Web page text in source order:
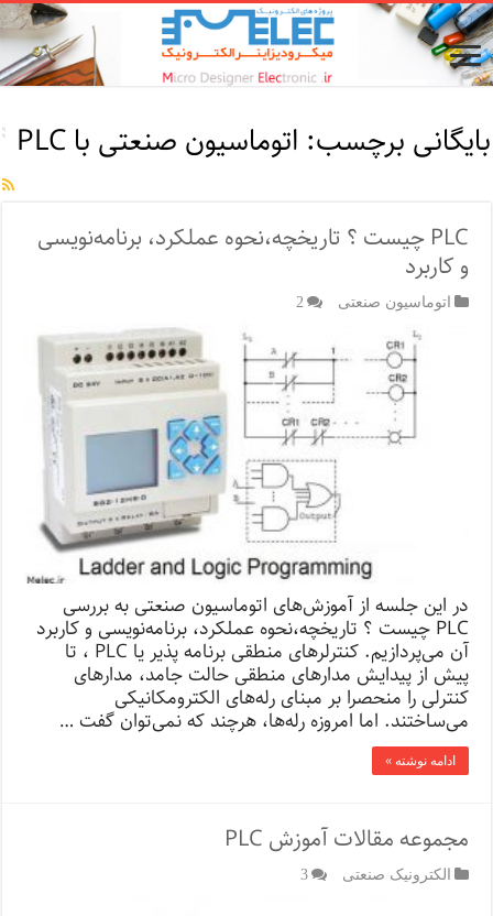
بایگانی برچسب: اتوماسیون صنعتی با PLC
PLC چیست‌ ؟ تاریخچه،نحوه‌ عملکرد، برنامه‌نویسی
و کاربرد
اتوماسیون صنعتی 2
در این جلسه از آموزش‌های اتوماسیون صنعتی به بررسی
PLC چیست‌ ؟ تاریخچه،نحوه‌ عملکرد، برنامه‌نویسی و کاربرد
آن می‌پردازیم. کنترلرهای منطقی برنامه پذیر یا PLC ، تا
پیش از پیدایش مدارهای منطقی حالت جامد، مدارهای
کنترلی را منحصرا بر مبنای رله‌های الکترومکانیکی
می‌ساختند. اما امروزه رله‌ها، هرچند که نمی‌توان گفت …
ادامه نوشته »
مجموعه مقالات آموزش PLC
الکترونیک صنعتی 3